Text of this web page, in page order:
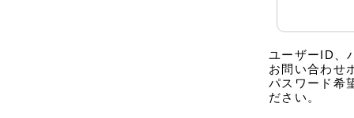
ユーザーID、
お問い合わせ
パスワード希
ださい。